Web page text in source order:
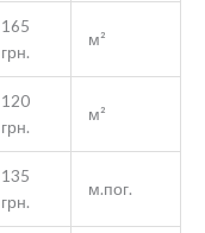
165
грн.
м²
120
грн.
м²
135
грн.
м.пог.